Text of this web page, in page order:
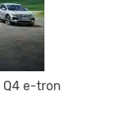
e-tron